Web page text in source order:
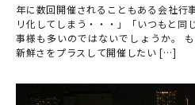
年に数回開催されることもある会社行
リ化してしまう・・・」「いつもと同
事様も多いのではないでしょうか。
新鮮さをプラスして開催したい […]